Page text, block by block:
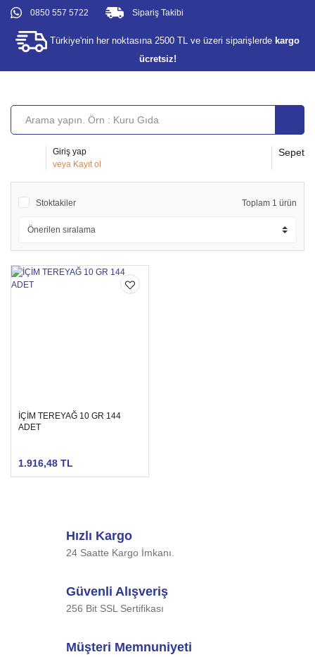
0850 557 5722
Türkiye'nin her noktasına 2500 TL ve üzeri siparişlerde kargo
ücretsiz!
Sipariş Takibi
Giriş yap
veya Kayıt ol
Sepet
Stoktakiler Toplam 1 ürün
İÇİM TEREYAĞ 10 GR 144
ADET
1.916,48 TL
Hızlı Kargo
24 Saatte Kargo İmkanı.
Güvenli Alışveriş
256 Bit SSL Sertifikası
Müşteri Memnuniyeti